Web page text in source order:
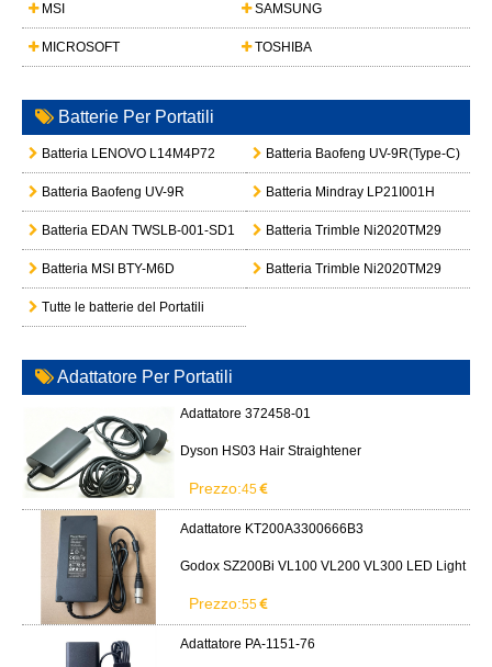
MSI SAMSUNG
MICROSOFT TOSHIBA
Batterie Per Portatili
Batteria LENOVO L14M4P72 Batteria Baofeng UV-9R(Type-C)
Batteria Baofeng UV-9R Batteria Mindray LP21I001H
Batteria EDAN TWSLB-001-SD1 Batteria Trimble Ni2020TM29
Batteria MSI BTY-M6D Batteria Trimble Ni2020TM29
Tutte le batterie del Portatili
Adattatore Per Portatili
Adattatore 372458-01
Dyson HS03 Hair Straightener
Prezzo:45
Adattatore KT200A3300666B3
Godox SZ200Bi VL100 VL200 VL300 LED Light
Prezzo:55
Adattatore PA-1151-76